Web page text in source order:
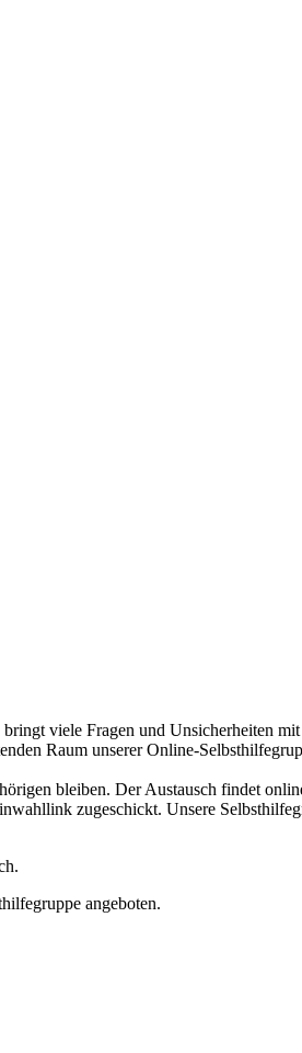
viele Fragen und Unsicherheiten
Raum unserer Online-
bleiben. Der Austausch findet
zugeschickt. Unsere
angeboten.